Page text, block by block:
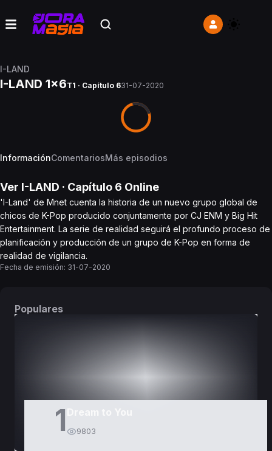
I-LAND
I-LAND 1x6T1 · Capítulo 631-07-2020
InformaciónComentariosMás episodios
Ver I-LAND · Capítulo 6 Online
'I-Land' de Mnet cuenta la historia de un nuevo grupo global de
chicos de K-Pop producido conjuntamente por CJ ENM y Big Hit
Entertainment. La serie de realidad seguirá el profundo proceso de
planificación y producción de un grupo de K-Pop en forma de
realidad de vigilancia.
Fecha de emisión: 31-07-2020
Populares
1 9803